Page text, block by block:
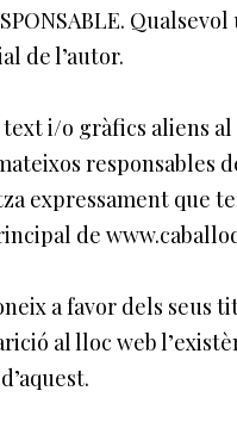
de l’autor.
i/o gràfics aliens
responsables
expressament
de
a favor dels
al lloc web